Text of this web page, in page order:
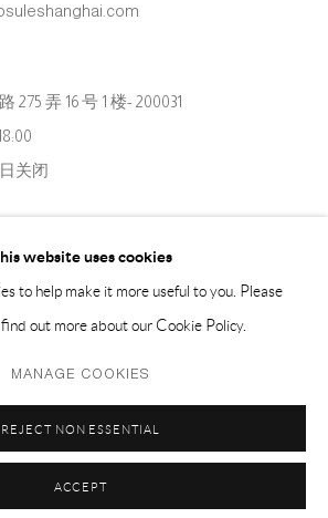
弄 16 号 1 楼- 200031
关闭
网页支持 ARTLOGIC
website uses cookies
to help make it more useful to you. Please
out more about our Cookie Policy.
MANAGE COOKIES
REJECT NON ESSENTIAL
ACCEPT